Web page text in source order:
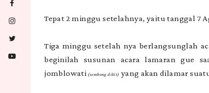
Tepat 2 minggu setelahnya, yaitu tanggal 7
Tiga minggu setelah nya berlangsunglah
beginilah susunan acara lamaran gue
jomblowati (sombong dikit) yang akan dilamar